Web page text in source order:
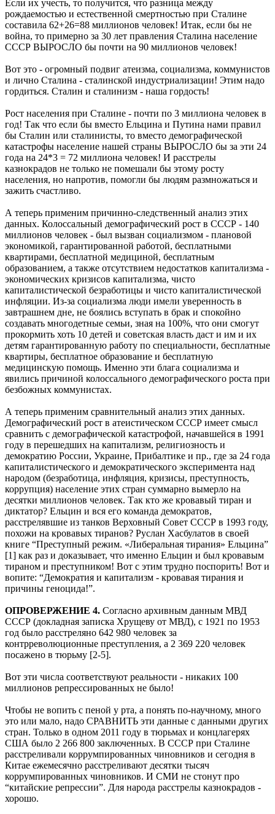
Если их учесть, то получится, что разница между
рождаемостью и естественной смертностью при Сталине
составила 62+26=88 миллионов человек! Итак, если бы не
война, то примерно за 30 лет правления Сталина население
СССР ВЫРОСЛО бы почти на 90 миллионов человек!
Вот это - огромный подвиг атеизма, социализма, коммунистов
и лично Сталина - сталинской индустриализации! Этим надо
гордиться. Сталин и сталинизм - наша гордость!
Рост населения при Сталине - почти по 3 миллиона человек в
год! Так что если бы вместо Ельцина и Путина нами правил
бы Сталин или сталинисты, то вместо демографической
катастрофы население нашей страны ВЫРОСЛО бы за эти 24
года на 24*3 = 72 миллиона человек! И расстрелы
казнокрадов не только не помешали бы этому росту
населения, но напротив, помогли бы людям размножаться и
зажить счастливо.
А теперь применим причинно-следственный анализ этих
данных. Колоссальный демографический рост в СССР - 140
миллионов человек - был вызван социализмом - плановой
экономикой, гарантированной работой, бесплатными
квартирами, бесплатной медициной, бесплатным
образованием, а также отсутствием недостатков капитализма -
экономических кризисов капитализма, чисто
капиталистической безработицы и чисто капиталистической
инфляции. Из-за социализма люди имели уверенность в
завтрашнем дне, не боялись вступать в брак и спокойно
создавать многодетные семьи, зная на 100%, что они смогут
прокормить хоть 10 детей и советская власть даст и им и их
детям гарантированную работу по специальности, бесплатные
квартиры, бесплатное образование и бесплатную
медицинскую помощь. Именно эти блага социализма и
явились причиной колоссального демографического роста при
безбожных коммунистах.
А теперь применим сравнительный анализ этих данных.
Демографический рост в атеистическом СССР имеет смысл
сравнить с демографической катастрофой, начавшейся в 1991
году в перешедших на капитализм, религиозность и
демократию России, Украине, Прибалтике и пр., где за 24 года
капиталистического и демократического эксперимента над
народом (безработица, инфляция, кризисы, преступность,
коррупция) население этих стран суммарно вымерло на
десятки миллионов человек. Так кто же кровавый тиран и
диктатор? Ельцин и вся его команда демократов,
расстрелявшие из танков Верховный Совет СССР в 1993 году,
похожи на кровавых тиранов? Руслан Хасбулатов в своей
книге “Преступный режим. «Либеральная тирания» Ельцина”
[1] как раз и доказывает, что именно Ельцин и был кровавым
тираном и преступником! Вот с этим трудно поспорить! Вот и
вопите: “Демократия и капитализм - кровавая тирания и
причины геноцида!”.
ОПРОВЕРЖЕНИЕ 4. Согласно архивным данным МВД
СССР (докладная записка Хрущеву от МВД), с 1921 по 1953
год было расстреляно 642 980 человек за
контрреволюционные преступления, а 2 369 220 человек
посажено в тюрьму [2-5].
Вот эти числа соответствуют реальности - никаких 100
миллионов репрессированных не было!
Чтобы не вопить с пеной у рта, а понять по-научному, много
это или мало, надо СРАВНИТЬ эти данные с данными других
стран. Только в одном 2011 году в тюрьмах и концлагерях
США было 2 266 800 заключенных. В СССР при Сталине
расстреливали коррумпированных чиновников и сегодня в
Китае ежемесячно расстреливают десятки тысяч
коррумпированных чиновников. И СМИ не стонут про
“китайские репрессии”. Для народа расстрелы казнокрадов -
хорошо.